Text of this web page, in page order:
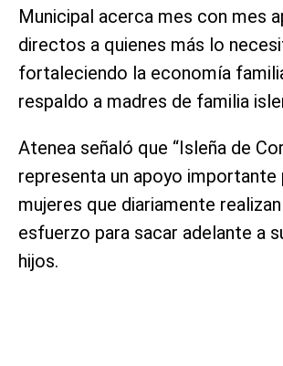
Municipal acerca mes con mes
directos a quienes más lo
fortaleciendo la economía
respaldo a madres de familia
Atenea señaló que “Isleña de
representa un apoyo importante
mujeres que diariamente
esfuerzo para sacar adelante a
hijos.